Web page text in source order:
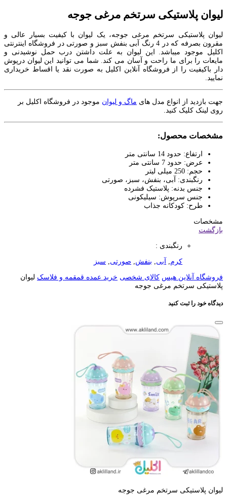
لیوان پلاستیکی سرتخم مرغی جوجه
لیوان پلاستیکی سرتخم مرغی جوجه، یک لیوان با کیفیت بسیار عالی و
مقرون بصرفه که در 4 رنگ آبی بنفش سبز و صورتی در فروشگاه اینترنتی
اکلیل موجود میباشد. این لیوان به علت داشتن درب حمل نوشیدنی و
مایعات را برای ما راحت و آسان می کند. شما می توانید این لیوان درپوش
دار باکیفیت را از فروشگاه آنلاین اکلیل به صورت نقد یا اقساط خریداری
نمایید.
جهت بازدید از انواع مدل های ماگ و لیوان موجود در فروشگاه اکلیل بر
روی لینک کلیک کنید.
مشخصات محصول:
ارتفاع: حدود 14 سانتی متر
عرض: حدود 7 سانتی متر
حجم: 250 میلی لیتر
رنگبندی: آبی، بنفش، سبز، صورتی
جنس بدنه: پلاستیک فشرده
جنس سرپوش: سیلیکونی
طرح: کودکانه جذاب
مشخصات
بازگشت
رنگبندی :
کرم آبی بنفش صورتی سبز
فروشگاه آنلاین هیس کالای شخصی خرید عمده قمقمه و فلاسک لیوان
پلاستیکی سرتخم مرغی جوجه
دیدگاه خود را ثبت کنید
ليوان پلاستيكی سرتخم مرغی جوجه